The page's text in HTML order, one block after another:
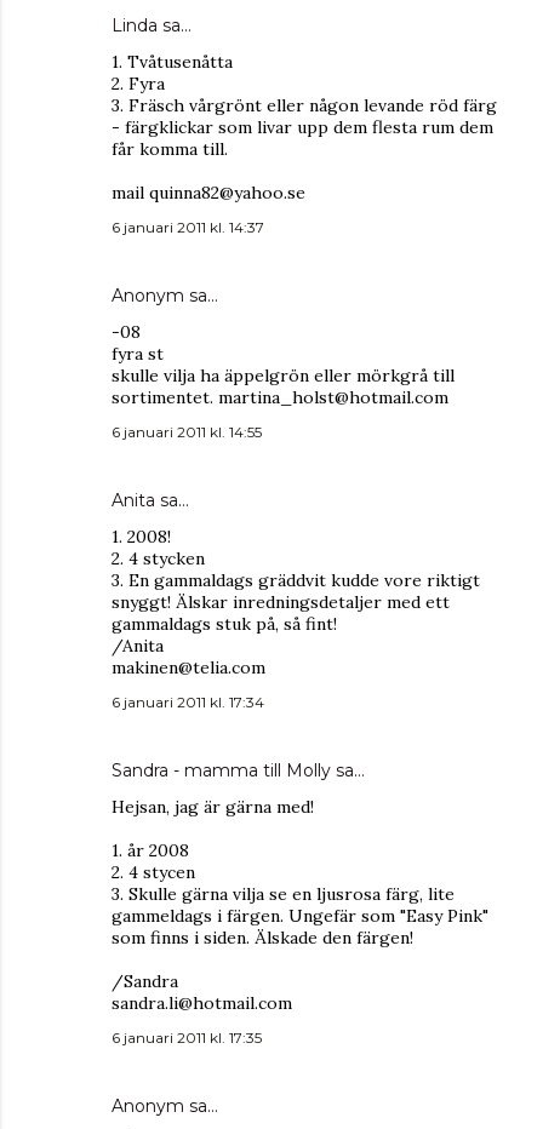
Linda sa…
1. Tvåtusenåtta
2. Fyra
3. Fräsch vårgrönt eller någon levande röd färg
- färgklickar som livar upp dem flesta rum dem
får komma till.
mail quinna82@yahoo.se
6 januari 2011 kl. 14:37
Anonym sa…
-08
fyra st
skulle vilja ha äppelgrön eller mörkgrå till
sortimentet. martina_holst@hotmail.com
6 januari 2011 kl. 14:55
Anita sa…
1. 2008!
2. 4 stycken
3. En gammaldags gräddvit kudde vore riktigt
snyggt! Älskar inredningsdetaljer med ett
gammaldags stuk på, så fint!
/Anita
makinen@telia.com
6 januari 2011 kl. 17:34
Sandra - mamma till Molly sa…
Hejsan, jag är gärna med!
1. år 2008
2. 4 stycen
3. Skulle gärna vilja se en ljusrosa färg, lite
gammeldags i färgen. Ungefär som "Easy Pink"
som finns i siden. Älskade den färgen!
/Sandra
sandra.li@hotmail.com
6 januari 2011 kl. 17:35
Anonym sa…